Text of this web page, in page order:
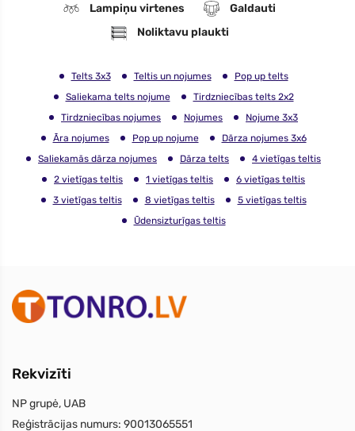
Lampiņu virtenes
Galdauti
Noliktavu plaukti
Telts 3x3 Teltis un nojumes
Pop up telts
Saliekama telts nojume
Tirdzniecības telts 2x2
Tirdzniecības nojumes
Nojumes
Nojume 3x3
Āra nojumes
Pop up nojume
Dārza nojumes 3x6
Saliekamās dārza nojumes
Dārza telts
4 vietīgas teltis
2 vietīgas teltis
1 vietīgas teltis
6 vietīgas teltis
3 vietīgas teltis
8 vietīgas teltis
5 vietīgas teltis
Ūdensizturīgas teltis
Rekvizīti
NP grupė, UAB
Reģistrācijas numurs: 90013065551